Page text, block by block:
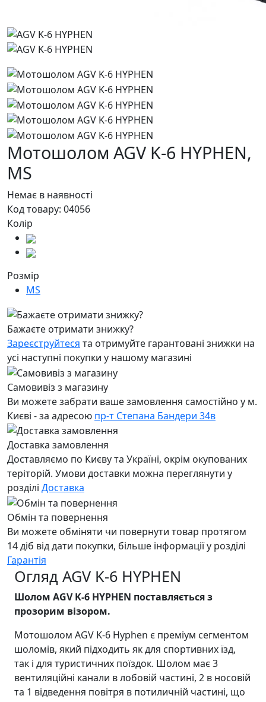
Мотошолом AGV K-6 HYPHEN,
MS
Немає в наявності
Код товару: 04056
Колір
Розмір
MS
Бажаєте отримати знижку?
Зареєструйтеся та отримуйте гарантовані знижки на
усі наступні покупки у нашому магазині
Самовивіз з магазину
Ви можете забрати ваше замовлення самостійно у м.
Києві - за адресою пр-т Степана Бандери 34в
Доставка замовлення
Доставляємо по Києву та Україні, окрім окупованих
теріторій. Умови доставки можна переглянути у
розділі Доставка
Обмін та повернення
Ви можете обміняти чи повернути товар протягом
14 діб від дати покупки, більше інформації у розділі
Гарантія
Огляд AGV K-6 HYPHEN
Шолом AGV K-6 HYPHEN поставляється з
прозорим візором.
Мотошолом AGV K-6 Hyphen є преміум сегментом
шоломів, який підходить як для спортивних їзд,
так і для туристичних поїздок. Шолом має 3
вентиляційні канали в лобовій частині, 2 в носовій
та 1 відведення повітря в потиличній частині, що